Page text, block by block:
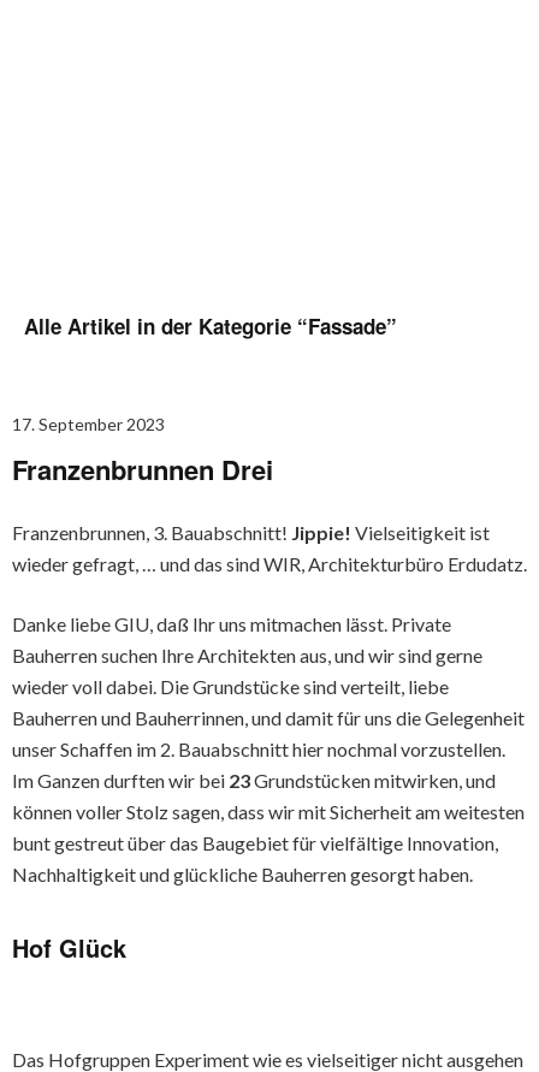
Alle Artikel in der Kategorie “Fassade”
17. September 2023
Franzenbrunnen Drei
Franzenbrunnen, 3. Bauabschnitt! Jippie! Vielseitigkeit ist
wieder gefragt, … und das sind WIR, Architekturbüro Erdudatz.
Danke liebe GIU, daß Ihr uns mitmachen lässt. Private
Bauherren suchen Ihre Architekten aus, und wir sind gerne
wieder voll dabei. Die Grundstücke sind verteilt, liebe
Bauherren und Bauherrinnen, und damit für uns die Gelegenheit
unser Schaffen im 2. Bauabschnitt hier nochmal vorzustellen.
Im Ganzen durften wir bei 23Grundstücken mitwirken, und
können voller Stolz sagen, dass wir mit Sicherheit am weitesten
bunt gestreut über das Baugebiet für vielfältige Innovation,
Nachhaltigkeit und glückliche Bauherren gesorgt haben.
Hof Glück
Das Hofgruppen Experiment wie es vielseitiger nicht ausgehen